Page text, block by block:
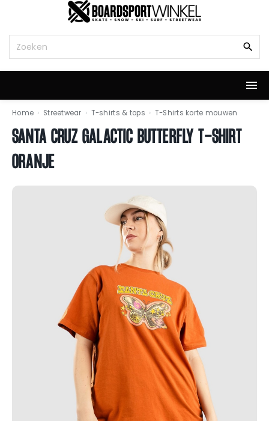
r
e
k
a
Home › Streetwear › T-shirts & tops › T-Shirts korte mouwen
SANTA CRUZ GALACTIC BUTTERFLY T-SHIRT
ORANJE